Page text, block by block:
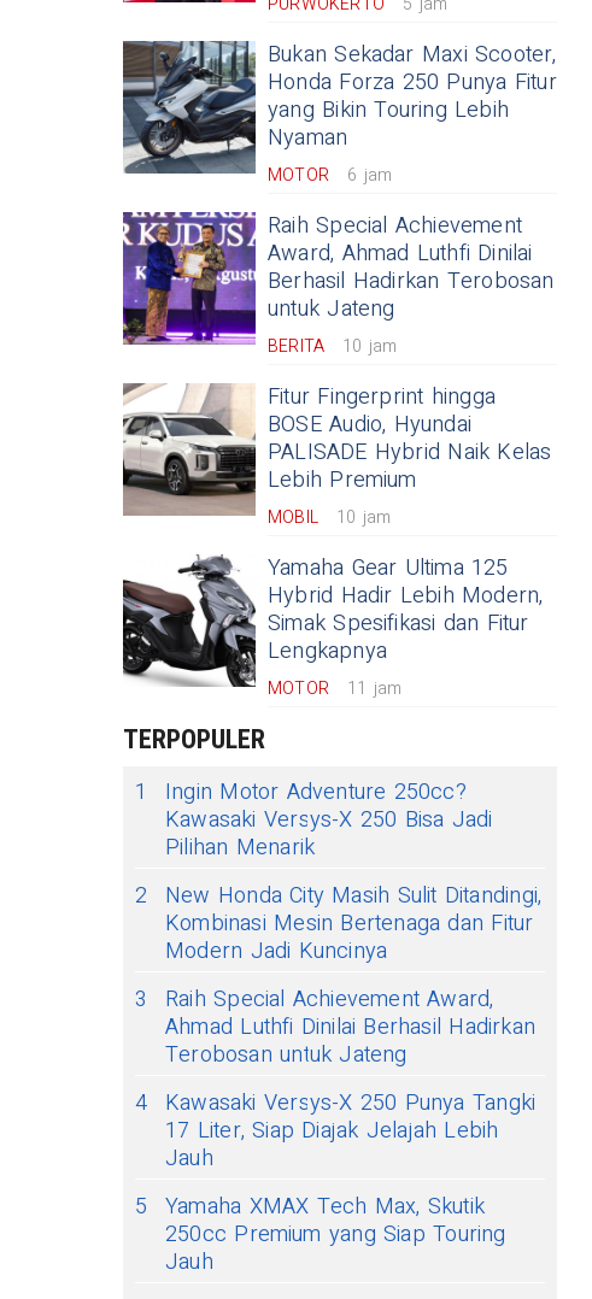
Bukan Sekadar Maxi Scooter,
Honda Forza 250 Punya Fitur
yang Bikin Touring Lebih
Nyaman
MOTOR 6 jam
Raih Special Achievement
Award, Ahmad Luthfi Dinilai
Berhasil Hadirkan Terobosan
untuk Jateng
BERITA 10 jam
Fitur Fingerprint hingga
BOSE Audio, Hyundai
PALISADE Hybrid Naik Kelas
Lebih Premium
MOBIL 10 jam
Yamaha Gear Ultima 125
Hybrid Hadir Lebih Modern,
Simak Spesifikasi dan Fitur
Lengkapnya
MOTOR 11 jam
TERPOPULER
1
Ingin Motor Adventure 250cc?
Kawasaki Versys-X 250 Bisa Jadi
Pilihan Menarik
2
New Honda City Masih Sulit Ditandingi,
Kombinasi Mesin Bertenaga dan Fitur
Modern Jadi Kuncinya
3
Raih Special Achievement Award,
Ahmad Luthfi Dinilai Berhasil Hadirkan
Terobosan untuk Jateng
4 Kawasaki Versys-X 250 Punya Tangki
17 Liter, Siap Diajak Jelajah Lebih
Jauh
5 Yamaha XMAX Tech Max, Skutik
250cc Premium yang Siap Touring
Jauh